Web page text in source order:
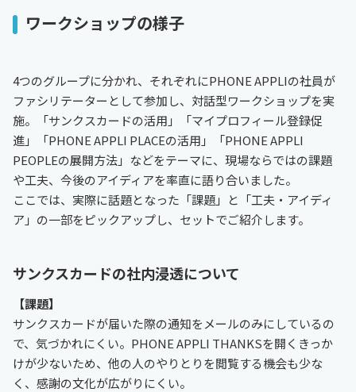
ワークショップの様子
4つのグループに分かれ、それぞれにPHONE APPLIの社員が
ファシリテーターとして参加し、対話型ワークショップを実
施。「サンクスカードの活用」「マイプロフィール登録促
進」「PHONE APPLI PLACEの活用」「PHONE APPLI
PEOPLEの展開方法」などをテーマに、現場ならではの課題
や工夫、今後のアイディアを率直に語り合いました。
ここでは、実際に話題となった「課題」と「工夫・アイディ
ア」の一部をピックアップし、セットでご紹介します。
サンクスカードの社内浸透について
【課題】
サンクスカードが届いた際の通知をメールのみにしているの
で、気づかれにくい。PHONE APPLI THANKSを開くきっか
けが少ないため、他の人のやりとりを閲覧する機会も少な
く、感謝の文化が広がりにくい。